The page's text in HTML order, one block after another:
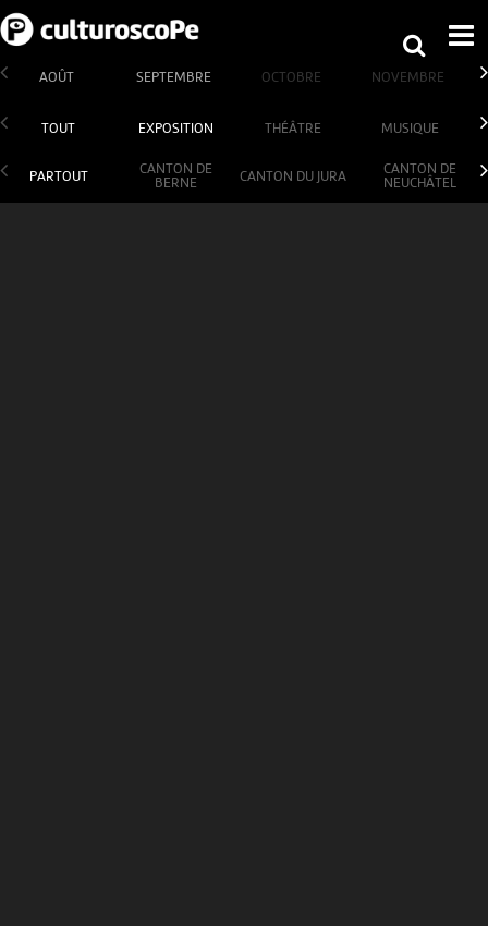
AOÛT SEPTEMBRE OCTOBRE NOVEMBRE
TOUT EXPOSITION THÉÂTRE MUSIQUE
PARTOUT
CANTON DE
BERNE
CANTON DU JURA
CANTON DE
NEUCHÂTEL